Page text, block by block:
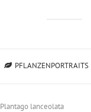
PFLANZENPORTRAITS
lanceolata